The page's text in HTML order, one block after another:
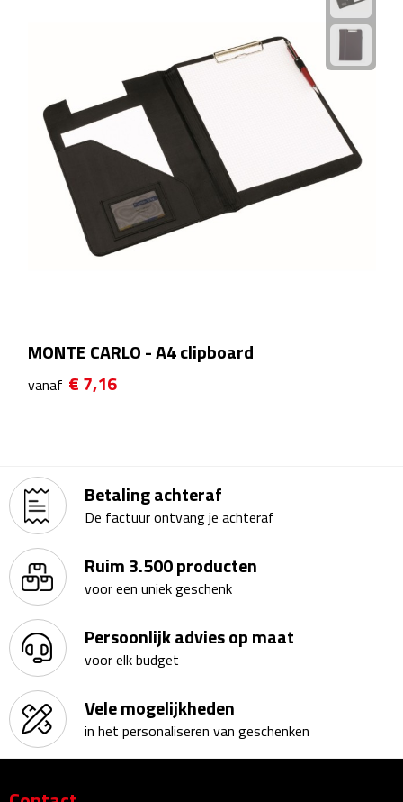
Muismatten
Pennen etui's
Pennenhouders
Puntenslijpers
Multifunctionele schrijfmappen
Klemborden
Notitieboeken en Schriften
Memo's
Memoboekjes
Memo sets
MONTE CARLO - A4 clipboard
vanaf € 7,16
Betaling achteraf
De factuur ontvang je achteraf
Ruim 3.500 producten
voor een uniek geschenk
Persoonlijk advies op maat
voor elk budget
Vele mogelijkheden
in het personaliseren van geschenken